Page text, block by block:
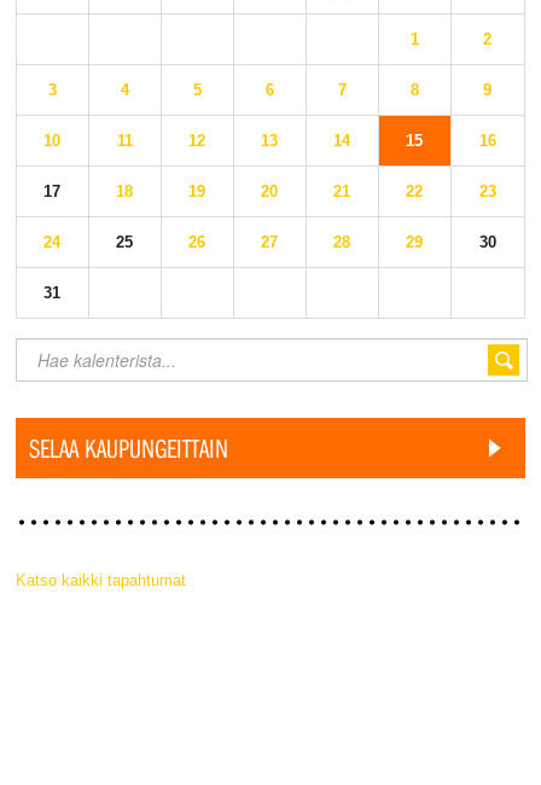
1 2
3 4 5 6 7 8 9
10 11 12 13 14 15 16
17 18 19 20 21 22 23
24 25 26 27 28 29 30
31
SELAA KAUPUNGEITTAIN
Katso kaikki tapahtumat